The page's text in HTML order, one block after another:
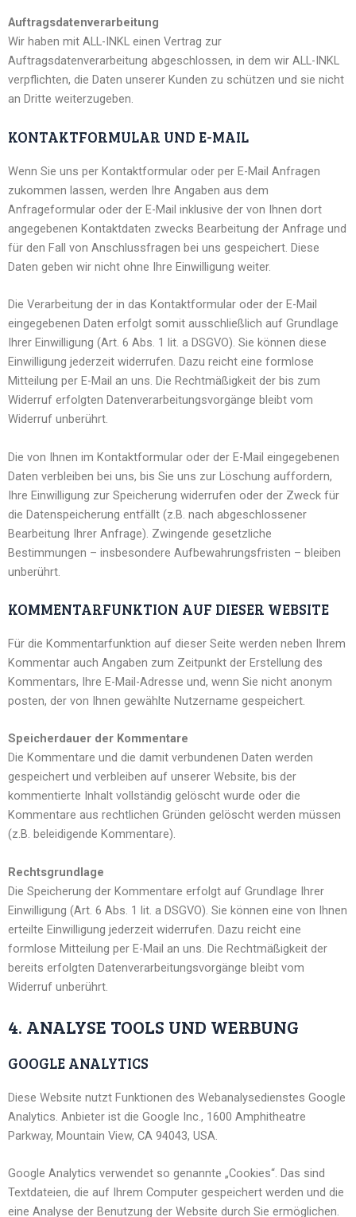
Auftragsdatenverarbeitung
Wir haben mit ALL-INKL einen Vertrag zur
Auftragsdatenverarbeitung abgeschlossen, in dem wir ALL-INKL
verpflichten, die Daten unserer Kunden zu schützen und sie nicht
an Dritte weiterzugeben.
KONTAKTFORMULAR UND E-MAIL
Wenn Sie uns per Kontaktformular oder per E-Mail Anfragen
zukommen lassen, werden Ihre Angaben aus dem
Anfrageformular oder der E-Mail inklusive der von Ihnen dort
angegebenen Kontaktdaten zwecks Bearbeitung der Anfrage und
für den Fall von Anschlussfragen bei uns gespeichert. Diese
Daten geben wir nicht ohne Ihre Einwilligung weiter.
Die Verarbeitung der in das Kontaktformular oder der E-Mail
eingegebenen Daten erfolgt somit ausschließlich auf Grundlage
Ihrer Einwilligung (Art. 6 Abs. 1 lit. a DSGVO). Sie können diese
Einwilligung jederzeit widerrufen. Dazu reicht eine formlose
Mitteilung per E-Mail an uns. Die Rechtmäßigkeit der bis zum
Widerruf erfolgten Datenverarbeitungsvorgänge bleibt vom
Widerruf unberührt.
Die von Ihnen im Kontaktformular oder der E-Mail eingegebenen
Daten verbleiben bei uns, bis Sie uns zur Löschung auffordern,
Ihre Einwilligung zur Speicherung widerrufen oder der Zweck für
die Datenspeicherung entfällt (z.B. nach abgeschlossener
Bearbeitung Ihrer Anfrage). Zwingende gesetzliche
Bestimmungen – insbesondere Aufbewahrungsfristen – bleiben
unberührt.
KOMMENTARFUNKTION AUF DIESER WEBSITE
Für die Kommentarfunktion auf dieser Seite werden neben Ihrem
Kommentar auch Angaben zum Zeitpunkt der Erstellung des
Kommentars, Ihre E-Mail-Adresse und, wenn Sie nicht anonym
posten, der von Ihnen gewählte Nutzername gespeichert.
Speicherdauer der Kommentare
Die Kommentare und die damit verbundenen Daten werden
gespeichert und verbleiben auf unserer Website, bis der
kommentierte Inhalt vollständig gelöscht wurde oder die
Kommentare aus rechtlichen Gründen gelöscht werden müssen
(z.B. beleidigende Kommentare).
Rechtsgrundlage
Die Speicherung der Kommentare erfolgt auf Grundlage Ihrer
Einwilligung (Art. 6 Abs. 1 lit. a DSGVO). Sie können eine von Ihnen
erteilte Einwilligung jederzeit widerrufen. Dazu reicht eine
formlose Mitteilung per E-Mail an uns. Die Rechtmäßigkeit der
bereits erfolgten Datenverarbeitungsvorgänge bleibt vom
Widerruf unberührt.
4. ANALYSE TOOLS UND WERBUNG
GOOGLE ANALYTICS
Diese Website nutzt Funktionen des Webanalysedienstes Google
Analytics. Anbieter ist die Google Inc., 1600 Amphitheatre
Parkway, Mountain View, CA 94043, USA.
Google Analytics verwendet so genannte „Cookies“. Das sind
Textdateien, die auf Ihrem Computer gespeichert werden und die
eine Analyse der Benutzung der Website durch Sie ermöglichen.